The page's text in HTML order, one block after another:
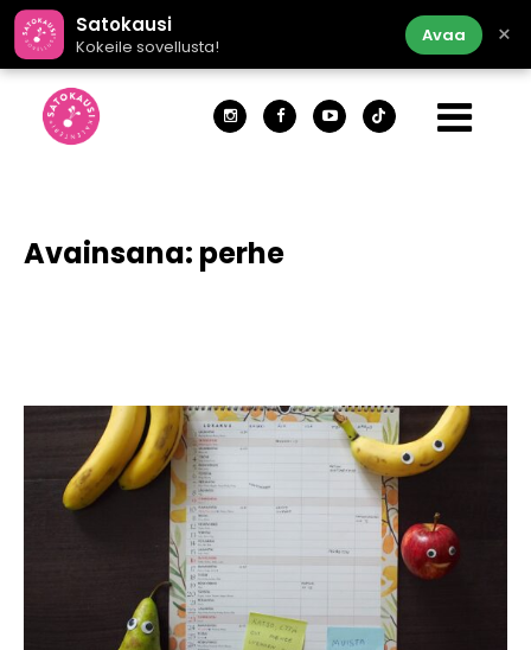
Satokausi
Kokeile sovellusta!
Avaa ×
Avainsana: perhe